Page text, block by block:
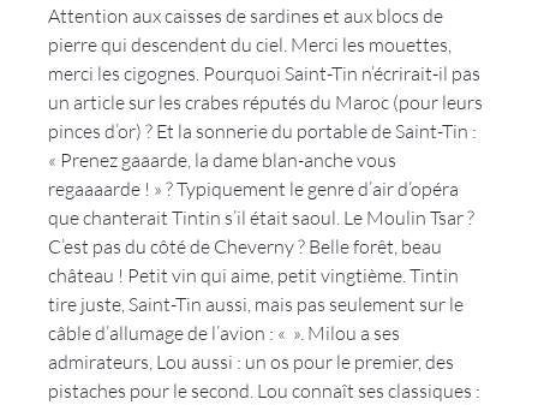
Attention aux caisses de sardines et aux blocs de
pierre qui descendent du ciel. Merci les mouettes,
merci les cigognes. Pourquoi Saint-Tin n’écrirait-il pas
un article sur les crabes réputés du Maroc (pour leurs
pinces d’or) ? Et la sonnerie du portable de Saint-Tin :
« Prenez gaaarde, la dame blan-anche vous
regaaaarde ! » ? Typiquement le genre d’air d’opéra
que chanterait Tintin s’il était saoul. Le Moulin Tsar ?
C’est pas du côté de Cheverny ? Belle forêt, beau
château ! Petit vin qui aime, petit vingtième. Tintin
tire juste, Saint-Tin aussi, mais pas seulement sur le
câble d’allumage de l’avion : « ». Milou a ses
admirateurs, Lou aussi : un os pour le premier, des
pistaches pour le second. Lou connaît ses classiques :